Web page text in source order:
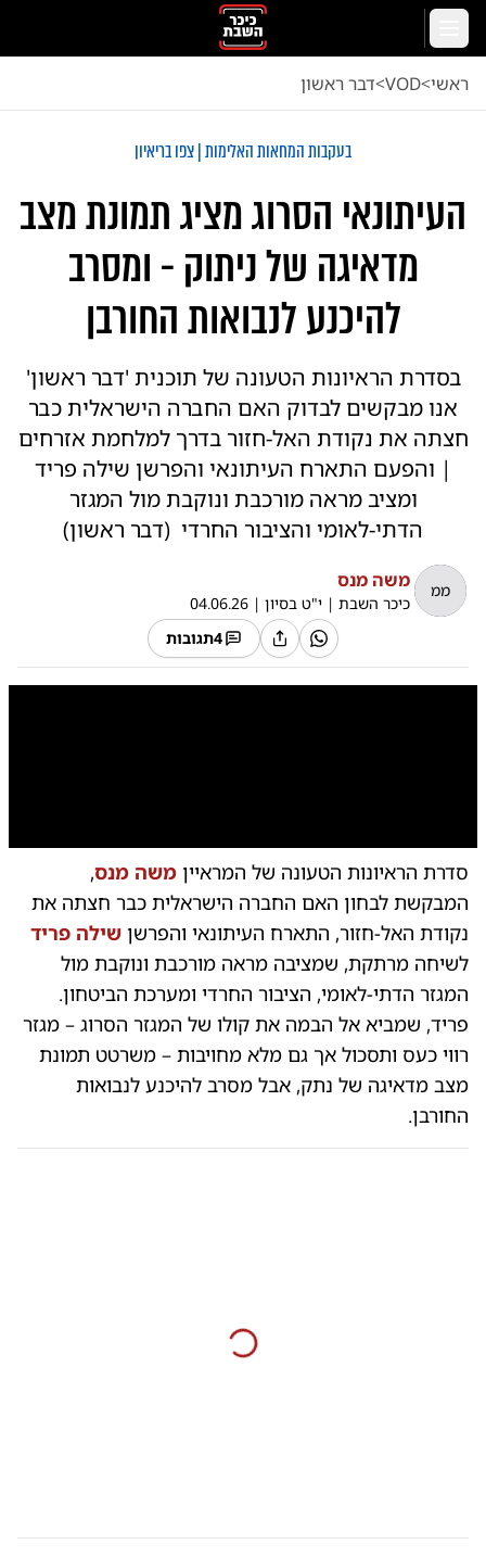
דלג לתוכן הראשי
ראשי<
VOD
<דבר ראשון
בעקבות המחאות האלימות | צפו בריאיון
העיתונאי הסרוג מציג תמונת מצב
מדאיגה של ניתוק - ומסרב
להיכנע לנבואות החורבן
בסדרת הראיונות הטעונה של תוכנית 'דבר ראשון'
אנו מבקשים לבדוק האם החברה הישראלית כבר
חצתה את נקודת האל-חזור בדרך למלחמת אזרחים
| והפעם התארח העיתונאי והפרשן שילה פריד
ומציב מראה מורכבת ונוקבת מול המגזר
הדתי-לאומי והציבור החרדי (דבר ראשון)
ממ משה מנס
כיכר השבת | י"ט בסיון |
04.06.26
4תגובות
סדרת הראיונות הטעונה של המראיין משה מנס,
המבקשת לבחון האם החברה הישראלית כבר חצתה את
נקודת האל-חזור, התארח העיתונאי והפרשן שילה פריד
לשיחה מרתקת, שמציבה מראה מורכבת ונוקבת מול
המגזר הדתי-לאומי, הציבור החרדי ומערכת הביטחון.
פריד, שמביא אל הבמה את קולו של המגזר הסרוג – מגזר
רווי כעס ותסכול אך גם מלא מחויבות – משרטט תמונת
מצב מדאיגה של נתק, אבל מסרב להיכנע לנבואות
החורבן.